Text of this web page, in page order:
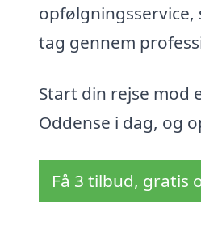
tag gennem
Start din rejse mod
Oddense i dag, og
Få 3 tilbud, gratis